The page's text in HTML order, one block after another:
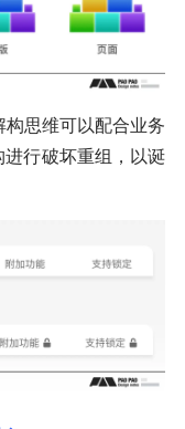
思维可以配合业务
进行破坏重组，以诞